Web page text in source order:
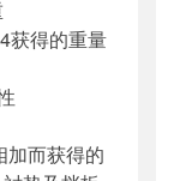
获得的重量
加而获得的